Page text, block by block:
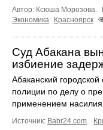
Автор: Ксюша Морозова.
Экономика
Красноярск
Суд Абакана
избиение
Абаканский
полиции по делу о
применением насилия.
Источник: Babr24.com